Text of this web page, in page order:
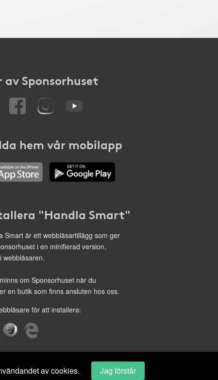
av Sponsorhuset
hem vår mobilapp
"Handla Smart"
Smart är ett webbläsartillägg som ger
i en minifierad version,
webbläsaren.
om Sponsorhuset när du
en butik som finns ansluten hos oss.
för att installera:
av cookies. Jag förstår